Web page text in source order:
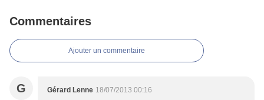
Commentaires
Ajouter un commentaire
G Gérard Lenne 18/07/2013 00:16